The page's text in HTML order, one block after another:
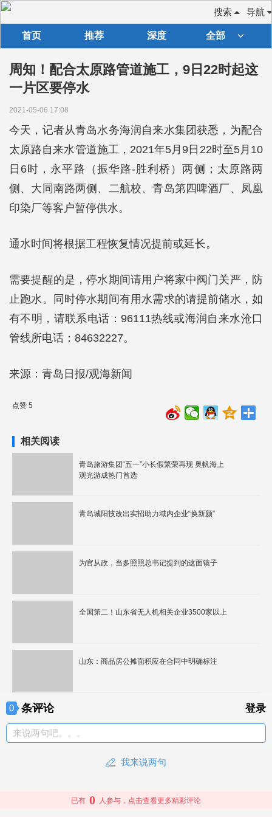
导航
搜索
首页 推荐 深度 全部
周知！配合太原路管道施工，9日22时起这
一片区要停水
2021-05-06 17:08
今天，记者从青岛水务海润自来水集团获悉，为配合
太原路自来水管道施工，2021年5月9日22时至5月10
日6时，永平路（振华路-胜利桥）两侧；太原路两
侧、大同南路两侧、二航校、青岛第四啤酒厂、凤凰
印染厂等客户暂停供水。
通水时间将根据工程恢复情况提前或延长。
需要提醒的是，停水期间请用户将家中阀门关严，防
止跑水。同时停水期间有用水需求的请提前储水，如
有不明，请联系电话：96111热线或海润自来水沧口
管线所电话：84632227。
来源：青岛日报/观海新闻
点赞 5
相关阅读
青岛旅游集团“五一”小长假繁荣再现 奥帆海上
观光游成热门首选
青岛城阳技改出实招助力域内企业“换新颜”
为官从政，当多照照总书记提到的这面镜子
全国第二！山东省无人机相关企业3500家以上
山东：商品房公摊面积应在合同中明确标注
0 条评论 登录
来说两句吧。。。
我来说两句
已有 0 人参与，点击查看更多精彩评论